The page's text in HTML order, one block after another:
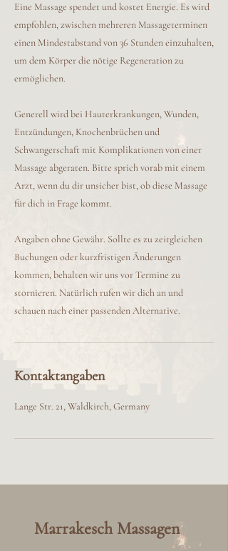
Eine Massage spendet und kostet Energie. Es wird
empfohlen, zwischen mehreren Massageterminen
einen Mindestabstand von 36 Stunden einzuhalten,
um dem Körper die nötige Regeneration zu
ermöglichen.
Generell wird bei Hauterkrankungen, Wunden,
Entzündungen, Knochenbrüchen und
Schwangerschaft mit Komplikationen von einer
Massage abgeraten. Bitte sprich vorab mit einem
Arzt, wenn du dir unsicher bist, ob diese Massage
für dich in Frage kommt.
Angaben ohne Gewähr. Sollte es zu zeitgleichen
Buchungen oder kurzfristigen Änderungen
kommen, behalten wir uns vor Termine zu
stornieren. Natürlich rufen wir dich an und
schauen nach einer passenden Alternative.
Kontaktangaben
Lange Str. 21, Waldkirch, Germany
Marrakesch Massagen